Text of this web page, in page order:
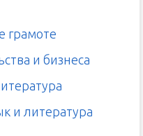
грамоте
и бизнеса
и литература